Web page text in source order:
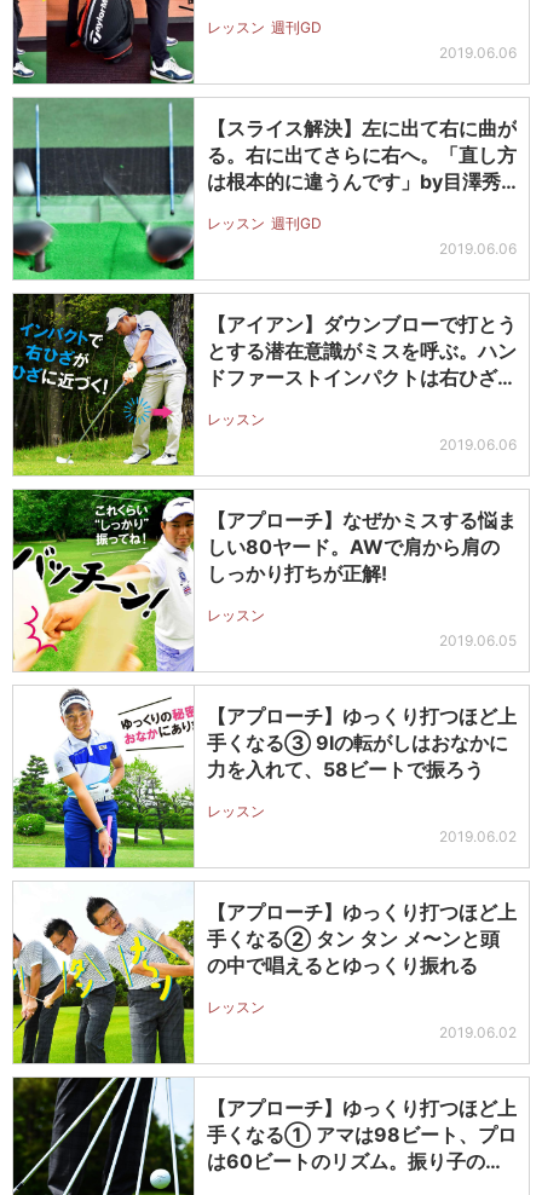
レッスン 週刊GD
2019.06.06
【スライス解決】左に出て右に曲が
る。右に出てさらに右へ。「直し方
は根本的に違うんです」by目澤秀
レッスン 週刊GD
2019.06.06
【アイアン】ダウンブローで打とう
とする潜在意識がミスを呼ぶ。ハン
ドファーストインパクトは右ひざが
レッスン
2019.06.06
【アプローチ】なぜかミスする悩ま
しい80ヤード。AWで肩から肩の
しっかり打ちが正解!
レッスン
2019.06.05
【アプローチ】ゆっくり打つほど上
手くなる③ 9Iの転がしはおなかに
力を入れて、58ビートで振ろう
レッスン
2019.06.02
【アプローチ】ゆっくり打つほど上
手くなる② タン タン メ〜ンと頭
の中で唱えるとゆっくり振れる
レッスン
2019.06.02
【アプローチ】ゆっくり打つほど上
手くなる① アマは98ビート、プロ
は60ビートのリズム。振り子のテ